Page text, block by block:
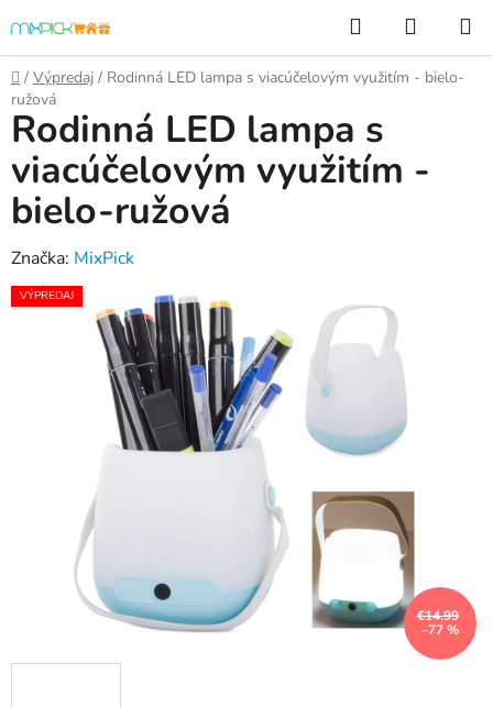
na
obsah
Hľadať
KOŠÍK
Domov
/ Výpredaj / Rodinná LED lampa s viacúčelovým využitím - bielo-
ružová
Rodinná LED lampa s
viacúčelovým využitím -
bielo-ružová
Značka: MixPick
VÝPREDAJ
€14,99
–77 %